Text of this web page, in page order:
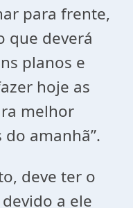
para frente,
que deverá
planos e
hoje as
melhor
amanhã”.
deve ter o
a ele